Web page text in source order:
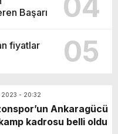
Başarı
fiyatlar
05
2023 - 20:32
Ankaragücü
kadrosu belli oldu